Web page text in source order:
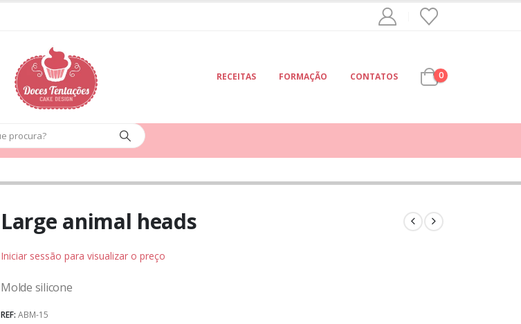
RECEITAS FORMAÇÃO CONTATOS 0
Large animal heads
Iniciar sessão para visualizar o preço
Molde silicone
REF: ABM-15